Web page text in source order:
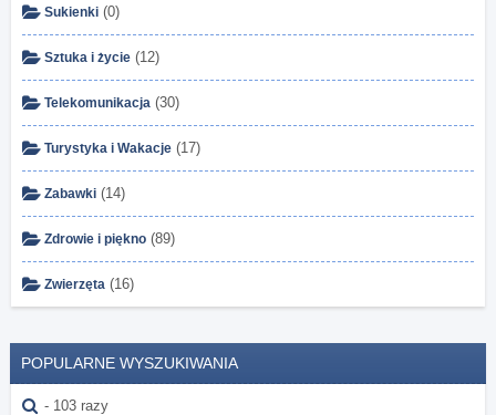
Sukienki (0)
Sztuka i życie (12)
Telekomunikacja (30)
Turystyka i Wakacje (17)
Zabawki (14)
Zdrowie i piękno (89)
Zwierzęta (16)
POPULARNE WYSZUKIWANIA
- 103 razy